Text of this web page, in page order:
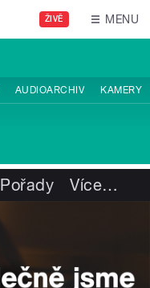
ŽIVĚ MENU
AUDIOARCHIV KAMERY
Pořady Více…